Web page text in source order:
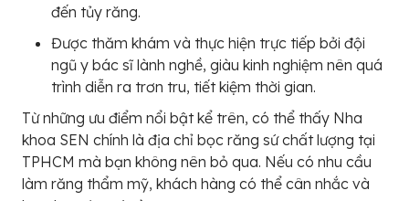
đến tủy răng.
Được thăm khám và thực hiện trực tiếp bởi đội
ngũ y bác sĩ lành nghề, giàu kinh nghiệm nên quá
trình diễn ra trơn tru, tiết kiệm thời gian.
Từ những ưu điểm nổi bật kể trên, có thể thấy Nha
khoa SEN chính là địa chỉ bọc răng sứ chất lượng tại
TPHCM mà bạn không nên bỏ qua. Nếu có nhu cầu
làm răng thẩm mỹ, khách hàng có thể cân nhắc và